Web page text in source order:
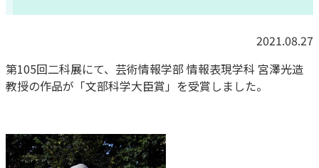
2021.08.27
第105回二科展にて、芸術情報学部 情報表現学科 宮澤光造
教授の作品が「文部科学大臣賞」を受賞しました。